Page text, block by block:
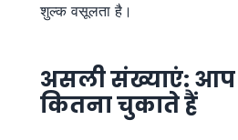
शुल्क वसूलता है।
असली संख्याएं: आप
कितना चुकाते हैं